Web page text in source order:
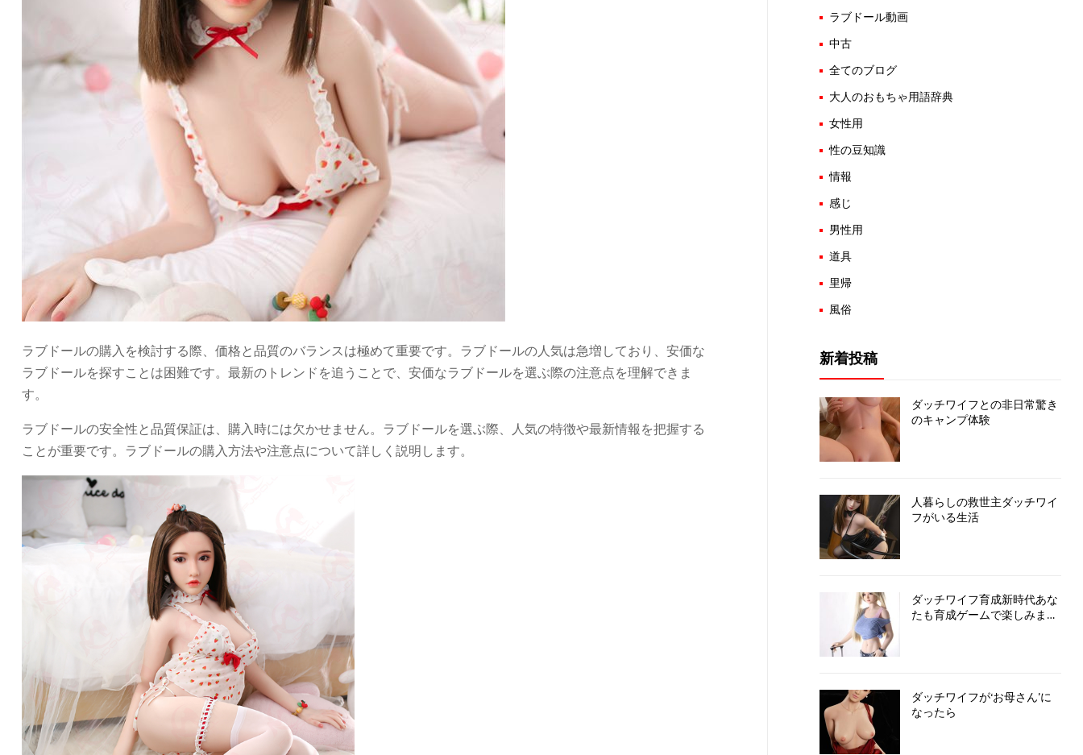
ラブドールの購入を検討する際、価格と品質のバランスは極めて重要です。ラブドールの人気は急増しており、安価な
ラブドールを探すことは困難です。最新のトレンドを追うことで、安価なラブドールを選ぶ際の注意点を理解できま
す。
ラブドールの安全性と品質保証は、購入時には欠かせません。ラブドールを選ぶ際、人気の特徴や最新情報を把握する
ことが重要です。ラブドールの購入方法や注意点について詳しく説明します。
ラブドール動画
中古
全てのブログ
大人のおもちゃ用語辞典
女性用
性の豆知識
情報
感じ
男性用
道具
里帰
風俗
新着投稿
ダッチワイフとの非日常驚き
のキャンプ体験
人暮らしの救世主ダッチワイ
フがいる生活
ダッチワイフ育成新時代あな
たも育成ゲームで楽しみまし
ダッチワイフが‘お母さん’に
なったら